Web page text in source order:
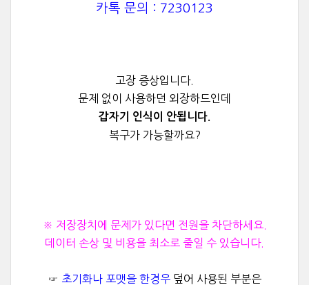
카톡 문의 : 7230123
고장 증상입니다.
문제 없이 사용하던 외장하드인데
갑자기 인식이 안됩니다.
복구가 가능할까요?
※ 저장장치에 문제가 있다면 전원을 차단하세요.
데이터 손상 및 비용을 최소로 줄일 수 있습니다.
☞ 초기화나 포맷을 한경우덮어 사용된 부분은